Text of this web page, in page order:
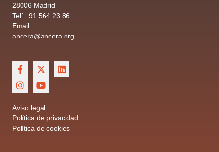
28006 Madrid
Telf.: 91 564 23 86
Email:
ancera@ancera.org
Aviso legal
Política de privacidad
Política de cookies